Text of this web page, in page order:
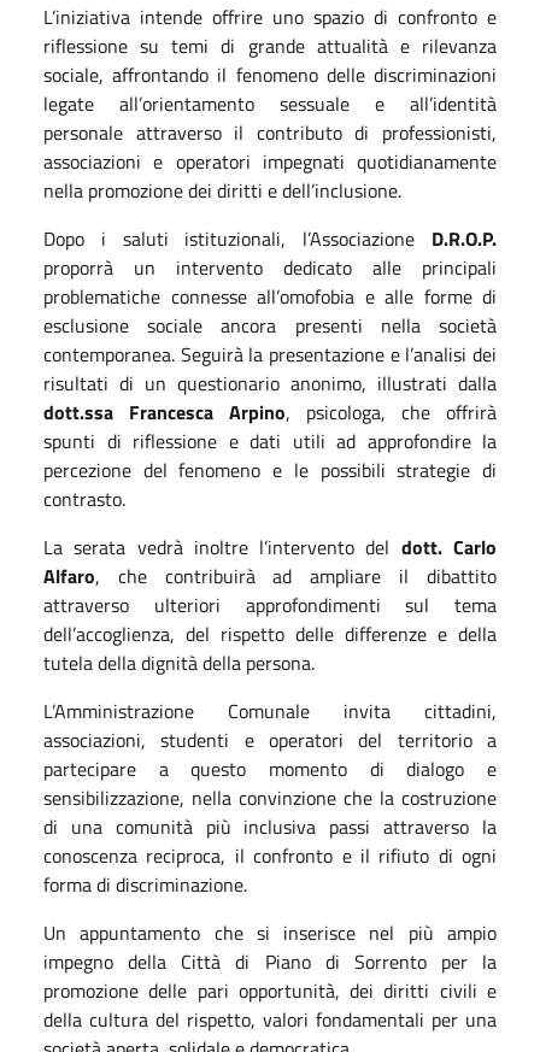
L’iniziativa intende offrire uno spazio di confronto e
riflessione su temi di grande attualità e rilevanza
sociale, affrontando il fenomeno delle discriminazioni
legate all’orientamento sessuale e all’identità
personale attraverso il contributo di professionisti,
associazioni e operatori impegnati quotidianamente
nella promozione dei diritti e dell’inclusione.
Dopo i saluti istituzionali, l’Associazione D.R.O.P.
proporrà un intervento dedicato alle principali
problematiche connesse all’omofobia e alle forme di
esclusione sociale ancora presenti nella società
contemporanea. Seguirà la presentazione e l’analisi dei
risultati di un questionario anonimo, illustrati dalla
dott.ssa Francesca Arpino, psicologa, che offrirà
spunti di riflessione e dati utili ad approfondire la
percezione del fenomeno e le possibili strategie di
contrasto.
La serata vedrà inoltre l’intervento del dott. Carlo
Alfaro, che contribuirà ad ampliare il dibattito
attraverso ulteriori approfondimenti sul tema
dell’accoglienza, del rispetto delle differenze e della
tutela della dignità della persona.
L’Amministrazione Comunale invita cittadini,
associazioni, studenti e operatori del territorio a
partecipare a questo momento di dialogo e
sensibilizzazione, nella convinzione che la costruzione
di una comunità più inclusiva passi attraverso la
conoscenza reciproca, il confronto e il rifiuto di ogni
forma di discriminazione.
Un appuntamento che si inserisce nel più ampio
impegno della Città di Piano di Sorrento per la
promozione delle pari opportunità, dei diritti civili e
della cultura del rispetto, valori fondamentali per una